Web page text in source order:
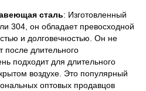
сталь: Изготовленный
304, он обладает превосходной
и долговечностью. Он не
после длительного
подходит для длительного
воздухе. Это популярный
оптовых продавцов